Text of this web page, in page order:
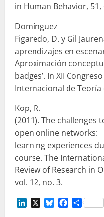
in Human Behavior, 51,
Domínguez
Figaredo, D. y Gil
aprendizajes en
Aproximación
badges’. In XII Congreso
Internacional de Teoría
Kop, R.
(2011). The challenges
open online networks:
learning experiences
course. The
Review of Research in
vol. 12, no. 3.
LinkedIn
X BlueskyFacebook